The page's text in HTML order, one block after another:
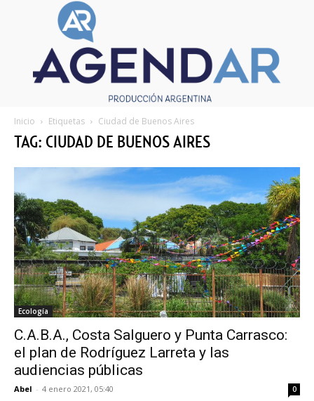
Inicio Etiquetas Ciudad de Buenos Aires
TAG: CIUDAD DE BUENOS AIRES
Ecología
C.A.B.A., Costa Salguero y Punta Carrasco:
el plan de Rodríguez Larreta y las
audiencias públicas
Abel - 4 enero 2021, 05:40 0